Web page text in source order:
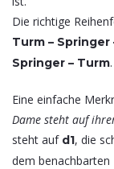
Die richtige
Turm – Springer
Springer – Turm.
Eine einfache
Dame steht auf
steht auf d1, die
dem benachbarten